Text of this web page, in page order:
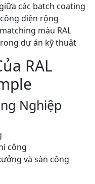
các batch coating
diện rộng
màu RAL
dự án kỹ thuật
RAL
Nghiệp
công
và sàn công